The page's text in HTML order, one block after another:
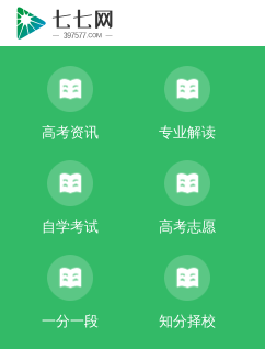
高考资讯 专业解读
自学考试 高考志愿
一分一段 知分择校